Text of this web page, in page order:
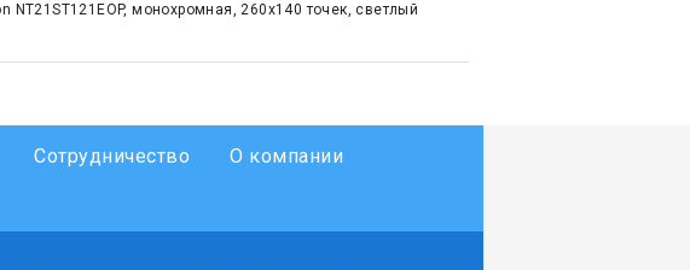
NT21ST121EOP, монохромная, 260х140 точек, светлый
Сотрудничество
О компании